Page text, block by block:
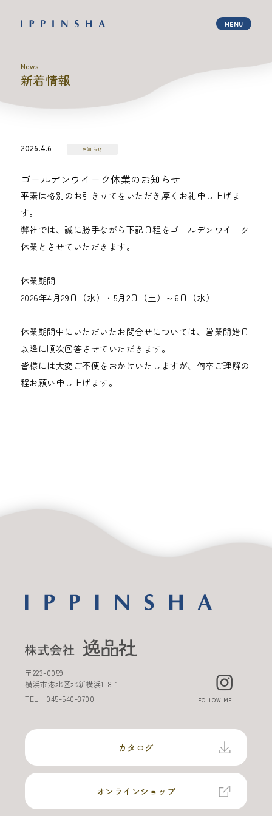
News
新着情報
2026.4.6 お知らせ
ゴールデンウイーク休業のお知らせ
平素は格別のお引き立てをいただき厚くお礼申し上げま
す。
弊社では、誠に勝手ながら下記日程をゴールデンウイーク
休業とさせていただきます。
休業期間
2026年4月29日（水）・5月2日（土）～6日（水）
休業期間中にいただいたお問合せについては、営業開始日
以降に順次回答させていただきます。
皆様には大変ご不便をおかけいたしますが、何卒ご理解の
程お願い申し上げます。
〒223-0059
横浜市港北区北新横浜1-8-1
TEL 045-540-3700 FOLLOW ME
オンラインショップ
カタログ